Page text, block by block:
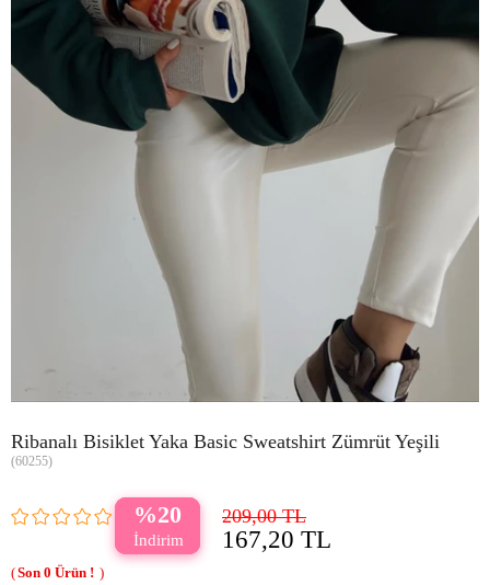
Ribanalı Bisiklet Yaka Basic Sweatshirt Zümrüt Yeşili
(60255)
20 209,00 TL
167,20 TL
0